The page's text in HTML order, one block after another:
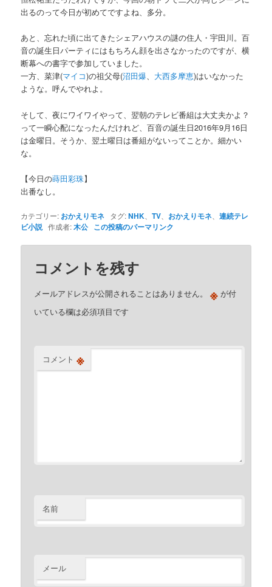
出るのって今日が初めてですよね、多分。
あと、忘れた頃に出てきたシェアハウスの謎の住人・宇田川。百
音の誕生日パーティにはもちろん顔を出さなかったのですが、横
断幕への書字で参加していました。
一方、菜津(マイコ)の祖父母(沼田爆、 大西多摩恵)はいなかった
ような。呼んでやれよ。
そして、夜にワイワイやって、翌朝のテレビ番組は大丈夫かよ？
って一瞬心配になったんだけれど、百音の誕生日2016年9月16日
は金曜日。そうか、翌土曜日は番組がないってことか。細かい
な。
【今日の蒔田彩珠】
出番なし。
カテゴリー: おかえりモネ タグ:NHK 、TV おかえりモネ 、連続テレ
ビ小説 作成者:木公 この投稿のパーマリンク
コメントを残す
メールアドレスが公開されることはありません。 ※ が付
いている欄は必須項目です
コメント ※
名前
メール